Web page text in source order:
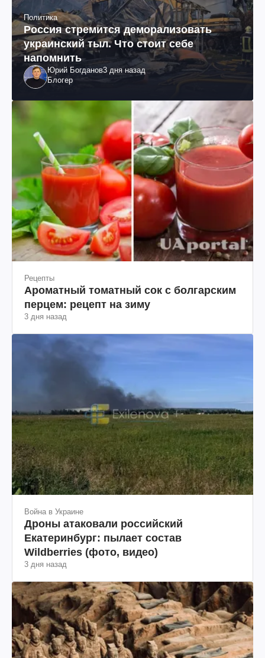
Политика
Россия стремится деморализовать
украинский тыл. Что стоит себе
напомнить
Юрий Богданов3 дня назад
Блогер
Рецепты
Ароматный томатный сок с болгарским
перцем: рецепт на зиму
3 дня назад
Война в Украине
Дроны атаковали российский
Екатеринбург: пылает состав
Wildberries (фото, видео)
3 дня назад